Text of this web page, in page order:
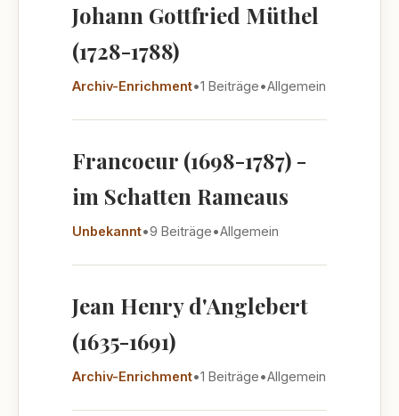
Johann Gottfried Müthel
(1728-1788)
Archiv-Enrichment•1 Beiträge•Allgemein
Francoeur (1698-1787) -
im Schatten Rameaus
Unbekannt•9 Beiträge•Allgemein
Jean Henry d'Anglebert
(1635-1691)
Archiv-Enrichment•1 Beiträge•Allgemein